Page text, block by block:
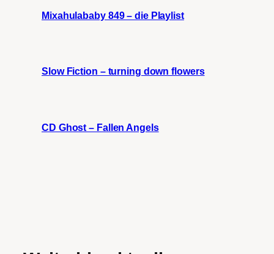
Mixahulababy 849 – die Playlist
Slow Fiction – turning down flowers
CD Ghost – Fallen Angels